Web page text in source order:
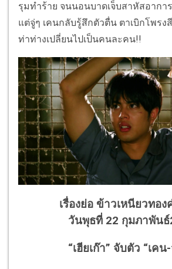
รุมทำร้าย จนนอนบาดเจ็บสาหัสอากา
แต่จู่ๆ เคนกลับรู้สึกตัวตื่น ตาเบิกโพร
ท่าท่างเปลี่ยนไปเป็นคนละคน!!
เรื่องย่อ ข้าวเหนียวทอง
วันพุธที่ 22 กุมภาพันธ์
“เฮียเก๊า” จับตัว “เคน